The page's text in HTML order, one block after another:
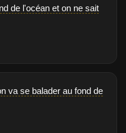
de l'océan et on ne sait
va se balader au fond de